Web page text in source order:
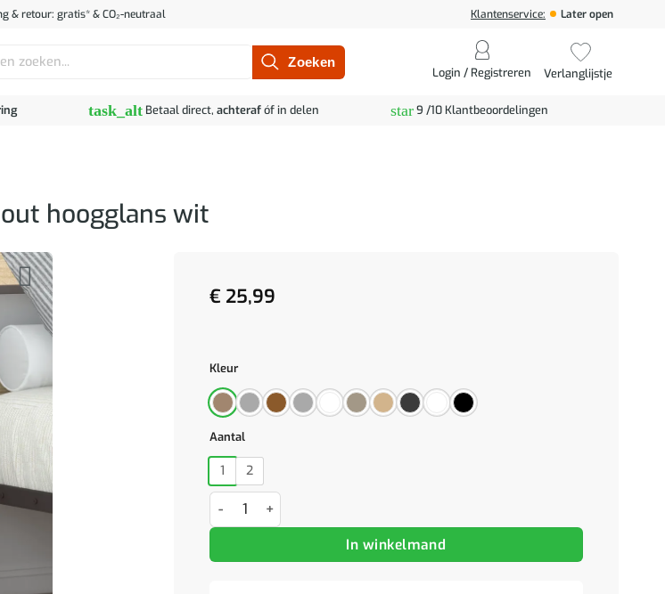
& retour: gratis* & CO₂-neutraal Klantenservice: Later open
Login / Registreren Verlanglijstje
task_alt Betaal direct, achterafóf in delen star9 /10 Klantbeoordelingen
hoogglans wit
€ 25,99
Kleur
Aantal
1
2
Nachtkastjes 2 st 40x30x39 cm bewerkt hout hoogglans wit aantal
In winkelmand